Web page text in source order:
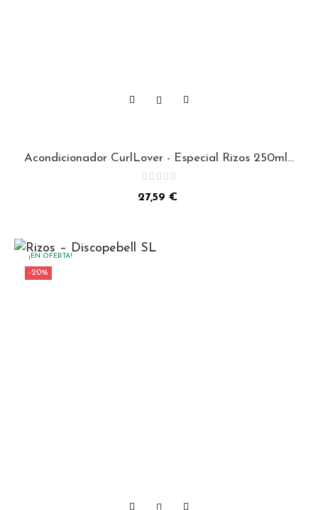
Acondicionador CurlLover - Especial Rizos 250ml...
Precio
27,59 €
¡EN OFERTA!
-20%